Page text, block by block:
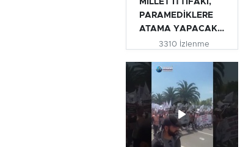
MİLLET İTTİFAKI,
PARAMEDİKLERE
ATAMA YAPACAK
MI? | TURHAN...
3310 İzlenme